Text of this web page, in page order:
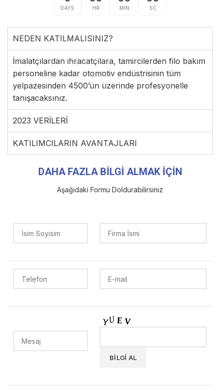
DAYS HR MIN SC
NEDEN KATILMALISINIZ?
İmalatçılardan ihracatçılara, tamircilerden filo bakım
personeline kadar otomotiv endüstrisinin tüm
yelpazesinden 4500’ün üzerinde profesyonelle
tanışacaksınız.
2023 VERİLERİ
KATILIMCILARIN AVANTAJLARI
DAHA FAZLA BİLGİ ALMAK İÇİN
Aşağıdaki Formu Doldurabilirsiniz